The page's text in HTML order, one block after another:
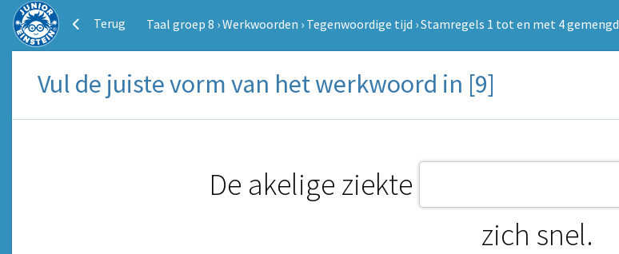
Terug Taal groep 8 ›Werkwoorden › Tegenwoordige tijd ›Stamregels 1 tot en met 4 gemengd
Vul de juiste vorm van het werkwoord in [9]
De akelige ziekte
zich snel.